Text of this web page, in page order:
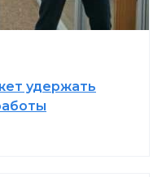
удержать